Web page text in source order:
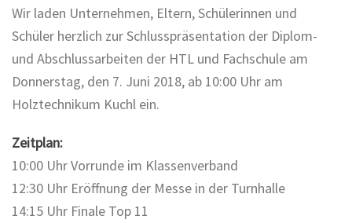
Wir laden Unternehmen, Eltern, Schülerinnen und
Schüler herzlich zur Schlusspräsentation der Diplom-
und Abschlussarbeiten der HTL und Fachschule am
Donnerstag, den 7. Juni 2018, ab 10:00 Uhr am
Holztechnikum Kuchl ein.
Zeitplan:
10:00 Uhr Vorrunde im Klassenverband
12:30 Uhr Eröffnung der Messe in der Turnhalle
14:15 Uhr Finale Top 11